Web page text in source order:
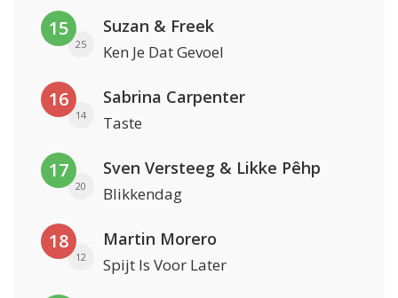
15
25
Suzan & Freek
Ken Je Dat Gevoel
16
14
Sabrina Carpenter
Taste
17
20
Sven Versteeg & Likke Pêhp
Blikkendag
18
12
Martin Morero
Spijt Is Voor Later